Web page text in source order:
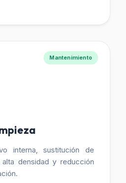
Mantenimiento
interna, sustitución de
densidad y reducción